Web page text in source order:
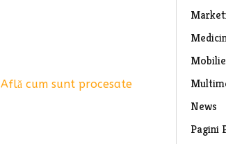
Află cum sunt procesate
News
Pagini